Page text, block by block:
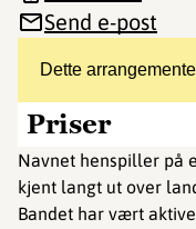
Dette
Priser
Navnet henspiller på
kjent langt ut over
Bandet har vært
Send e-post